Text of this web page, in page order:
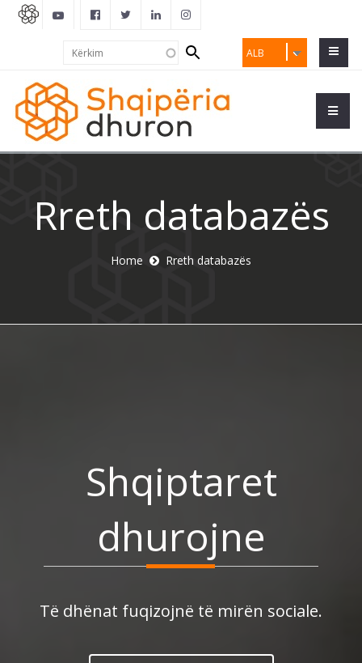
ALB
Search
form
Rreth databazës
Home Rreth databazës
Shqiptaret
dhurojne
Të dhënat fuqizojnë të mirën sociale.